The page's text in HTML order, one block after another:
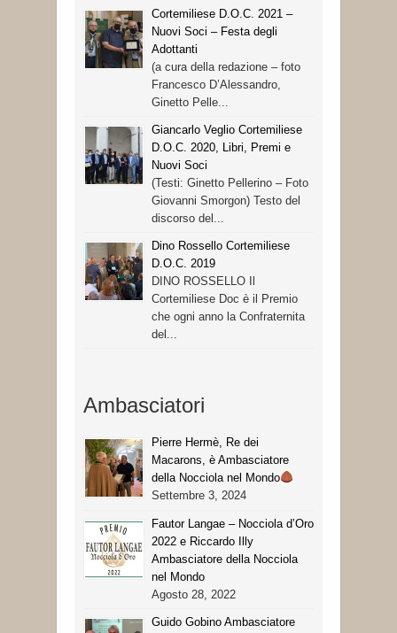
Cortemiliese D.O.C. 2021 –
Nuovi Soci – Festa degli
Adottanti
(a cura della redazione – foto
Francesco D’Alessandro,
Ginetto Pelle...
Giancarlo Veglio Cortemiliese
D.O.C. 2020, Libri, Premi e
Nuovi Soci
(Testi: Ginetto Pellerino – Foto
Giovanni Smorgon) Testo del
discorso del...
Dino Rossello Cortemiliese
D.O.C. 2019
DINO ROSSELLO Il
Cortemiliese Doc è il Premio
che ogni anno la Confraternita
del...
Ambasciatori
Pierre Hermè, Re dei
Macarons, è Ambasciatore
della Nocciola nel Mondo
Settembre 3, 2024
Fautor Langae – Nocciola d’Oro
2022 e Riccardo Illy
Ambasciatore della Nocciola
nel Mondo
Agosto 28, 2022
Guido Gobino Ambasciatore